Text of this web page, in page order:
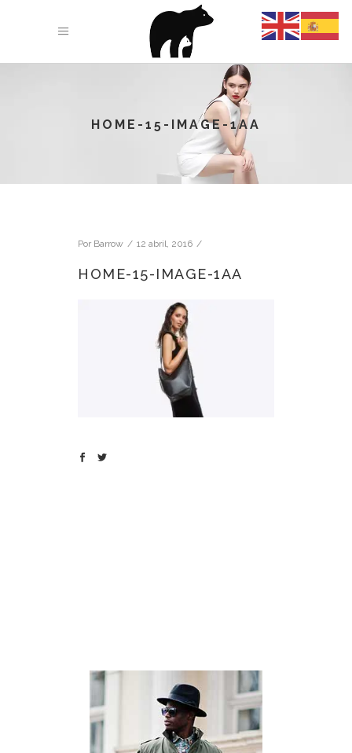
HOME-15-IMAGE-1AA
Por Barrow 12 abril, 2016
HOME-15-IMAGE-1AA